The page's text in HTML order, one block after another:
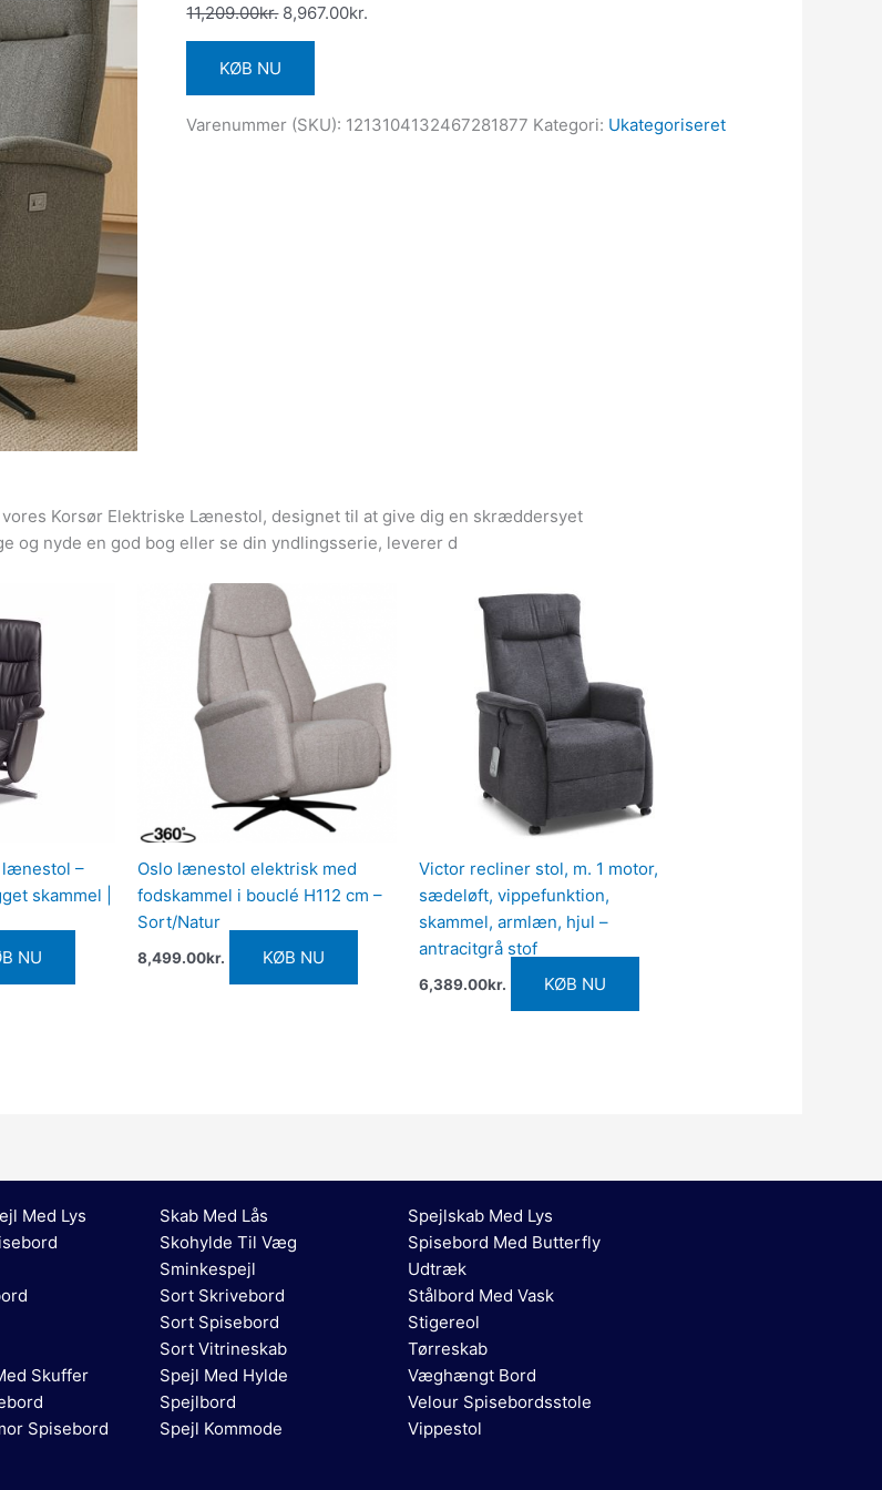
11,209.00kr. 8,967.00kr.
KØB NU
Varenummer (SKU): 1213104132467281877 Kategori: Ukategoriseret
Korsør Elektriske Lænestol, designet til at give dig en skræddersyet
og nyde en god bog eller se din yndlingsserie, leverer d
lænestol –
skammel |
NU
Oslo lænestol elektrisk med
fodskammel i bouclé H112 cm –
Sort/Natur
8,499.00kr. KØB NU
Victor recliner stol, m. 1 motor,
sædeløft, vippefunktion,
skammel, armlæn, hjul –
antracitgrå stof
6,389.00kr. KØB NU
Med Lys
Skuffer
Spisebord
Skab Med Lås
Skohylde Til Væg
Sminkespejl
Sort Skrivebord
Sort Spisebord
Sort Vitrineskab
Spejl Med Hylde
Spejlbord
Spejl Kommode
Spejlskab Med Lys
Spisebord Med Butterfly
Udtræk
Stålbord Med Vask
Stigereol
Tørreskab
Væghængt Bord
Velour Spisebordsstole
Vippestol